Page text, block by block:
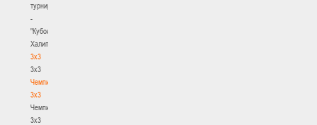
турнир
-
"Кубок
Халипского"
3x3
3x3
Чемпионат
3х3
Чемпионат
3х3